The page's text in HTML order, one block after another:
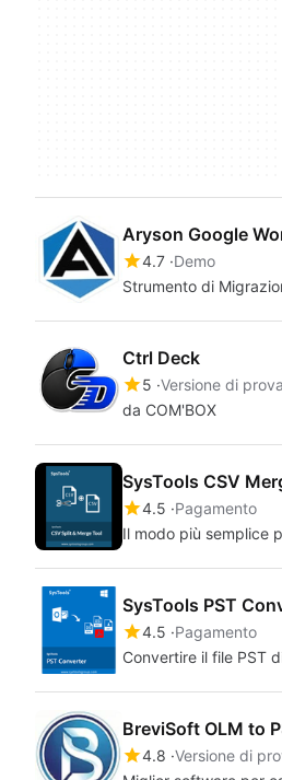
Aryson Google
4.7 Demo
Strumento di
Ctrl Deck
5 Versione di prova
da COM'BOX
SysTools CSV
4.5 Pagamento
Il modo più semplice
SysTools PST
4.5 Pagamento
Convertire il file PST
BreviSoft OLM to
4.8 Versione di